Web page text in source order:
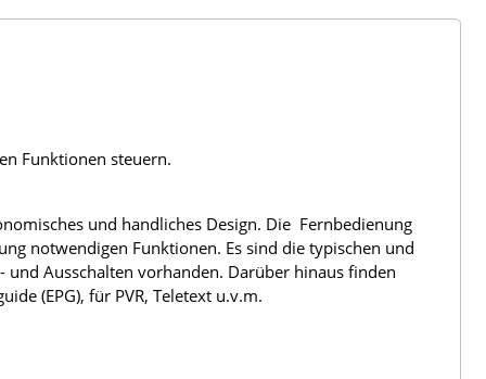
Funktionen steuern.
und handliches Design. Die Fernbedienung
notwendigen Funktionen. Es sind die typischen und
und Ausschalten vorhanden. Darüber hinaus finden
(EPG), für PVR, Teletext u.v.m.